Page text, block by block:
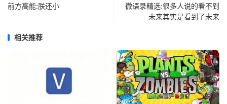
前方高能:朕还小
微语录精选:很多人说的看不到
未来其实是看到了未来
相关推荐